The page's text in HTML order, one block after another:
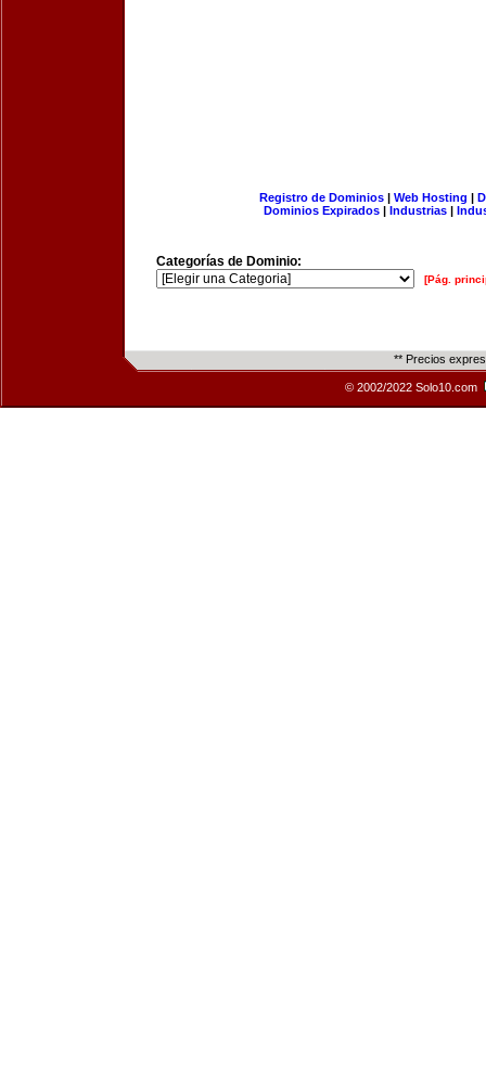
Registro de Dominios| Web Hosting |
Dominios Expirados | Industrias |
Categorías de Dominio:
[Pág.
** Precios
© 2002/2022 Solo10.com